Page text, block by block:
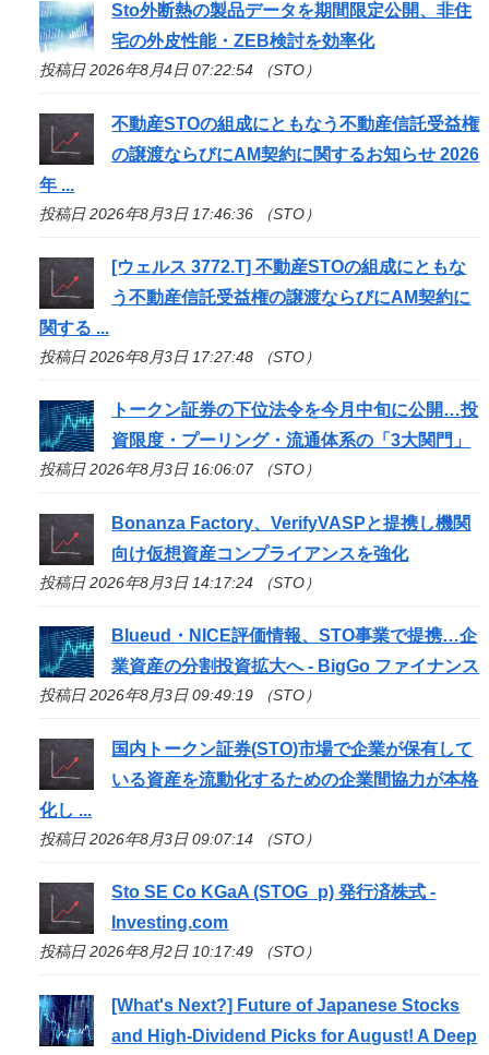
Sto外断熱の製品データを期間限定公開、非住
宅の外皮性能・ZEB検討を効率化
投稿日 2026年8月4日 07:22:54 （STO）
不動産STOの組成にともなう不動産信託受益権
の譲渡ならびにAM契約に関するお知らせ 2026
年 ...
投稿日 2026年8月3日 17:46:36 （STO）
[ウェルス 3772.T] 不動産STOの組成にともな
う不動産信託受益権の譲渡ならびにAM契約に
関する ...
投稿日 2026年8月3日 17:27:48 （STO）
トークン証券の下位法令を今月中旬に公開…投
資限度・プーリング・流通体系の「3大関門」
投稿日 2026年8月3日 16:06:07 （STO）
Bonanza Factory、VerifyVASPと提携し機関
向け仮想資産コンプライアンスを強化
投稿日 2026年8月3日 14:17:24 （STO）
Blueud・NICE評価情報、STO事業で提携…企
業資産の分割投資拡大へ - BigGo ファイナンス
投稿日 2026年8月3日 09:49:19 （STO）
国内トークン証券(STO)市場で企業が保有して
いる資産を流動化するための企業間協力が本格
化し ...
投稿日 2026年8月3日 09:07:14 （STO）
Sto SE Co KGaA (STOG_p) 発行済株式 -
Investing.com
投稿日 2026年8月2日 10:17:49 （STO）
[What's Next?] Future of Japanese Stocks
and High-Dividend Picks for August! A Deep